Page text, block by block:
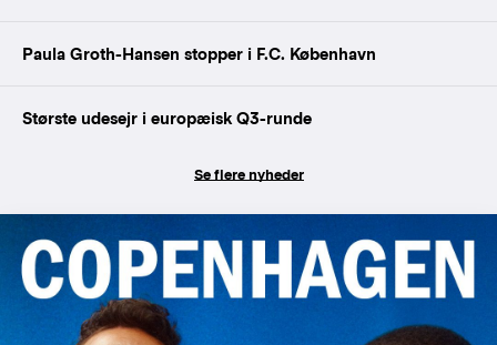
Paula Groth-Hansen stopper i F.C. København
Største udesejr i europæisk Q3-runde
Se flere nyheder